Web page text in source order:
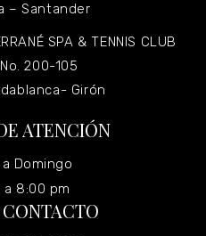
– Santander
SPA & TENNIS CLUB
200-105
Girón
ATENCIÓN
Domingo
a 8:00 pm